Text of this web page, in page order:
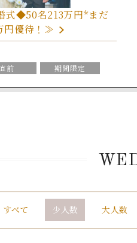
式◆50名213万円*まだ
円優待！≫
前 期間限定
すべて 少人数 大人数